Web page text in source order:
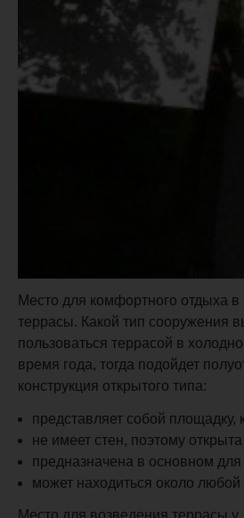
Место для комфортного отдыха
террасы. Какой тип сооружения
пользоваться террасой в
время года, тогда подойдет
конструкция открытого типа:
представляет собой
не имеет стен, поэтому открыта
предназначена в основном для
может находиться около